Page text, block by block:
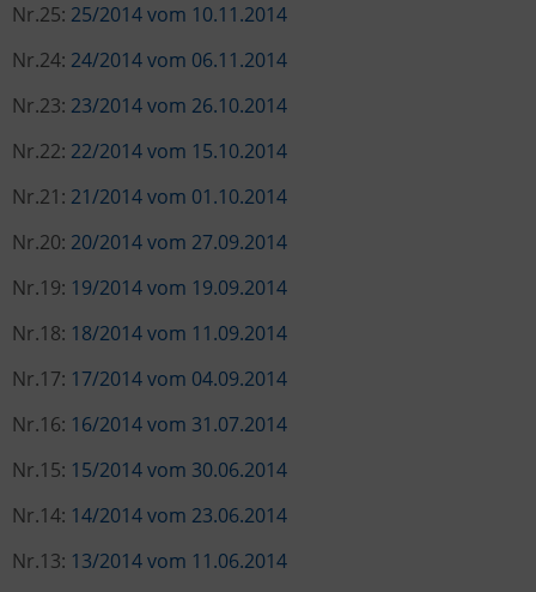
Nr.25: 25/2014 vom 10.11.2014
Nr.24: 24/2014 vom 06.11.2014
Nr.23: 23/2014 vom 26.10.2014
Nr.22: 22/2014 vom 15.10.2014
Nr.21: 21/2014 vom 01.10.2014
Nr.20: 20/2014 vom 27.09.2014
Nr.19: 19/2014 vom 19.09.2014
Nr.18: 18/2014 vom 11.09.2014
Nr.17: 17/2014 vom 04.09.2014
Nr.16: 16/2014 vom 31.07.2014
Nr.15: 15/2014 vom 30.06.2014
Nr.14: 14/2014 vom 23.06.2014
Nr.13: 13/2014 vom 11.06.2014